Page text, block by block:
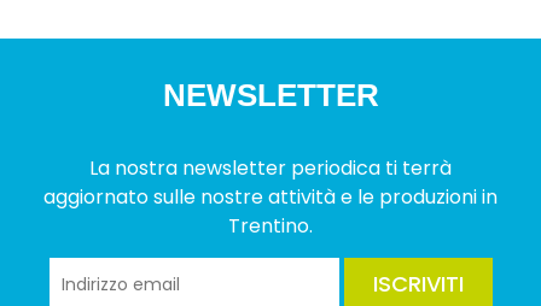
NEWSLETTER
La nostra newsletter periodica ti terrà
aggiornato sulle nostre attività e le produzioni in
Trentino.
ISCRIVITI